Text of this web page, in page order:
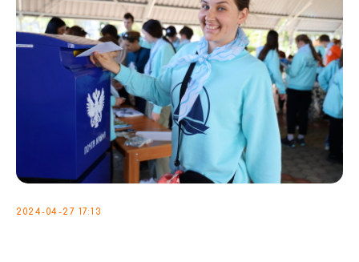
2024-04-27 17:13